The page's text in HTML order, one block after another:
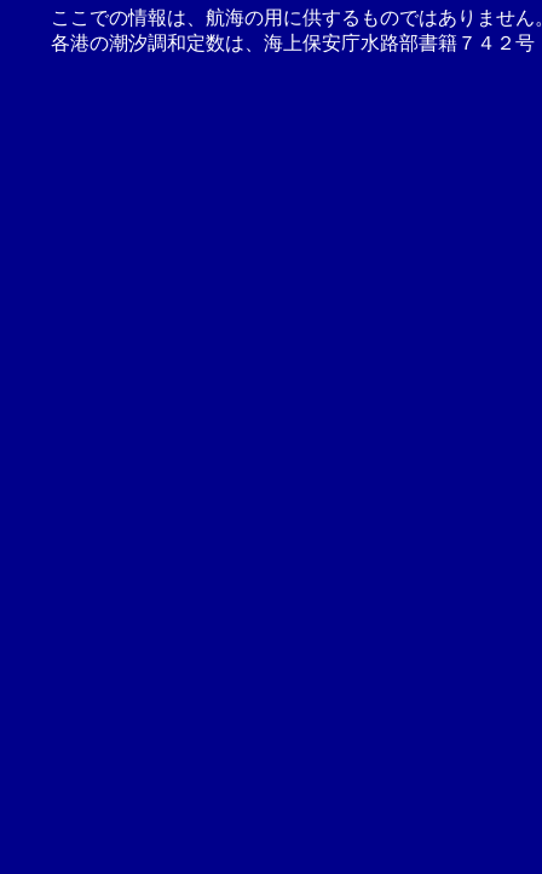
ここでの情報は、航海の用に供するものではありませ
各港の潮汐調和定数は、海上保安庁水路部書籍７４２